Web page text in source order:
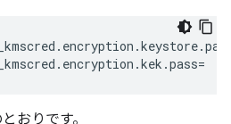
おりです。